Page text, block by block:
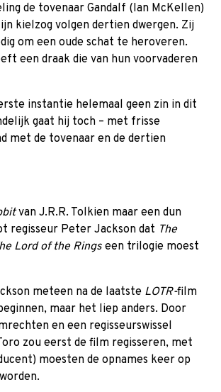
de tovenaar Gandalf (Ian McKellen)
kielzog volgen dertien dwergen. Zij
om een oude schat te heroveren.
een draak die van hun voorvaderen
instantie helemaal geen zin in dit
gaat hij toch – met frisse
met de tovenaar en de dertien
van J.R.R. Tolkien maar een dun
regisseur Peter Jackson dat The
Lord of the Rings een trilogie moest
meteen na de laatste LOTR-film
maar het liep anders. Door
en een regisseurswissel
zou eerst de film regisseren, met
moesten de opnames keer op